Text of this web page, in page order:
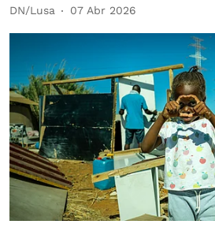
DN/Lusa 07 Abr 2026